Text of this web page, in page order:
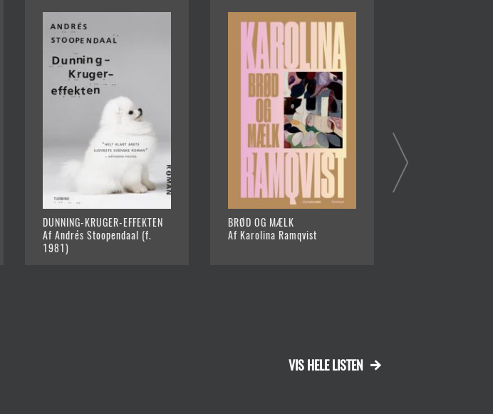
DUNNING-KRUGER-EFFEKTEN
Af Andrés Stoopendaal (f.
1981)
BRØD OG MÆLK
Af Karolina Ramqvist
VIS HELE LISTEN